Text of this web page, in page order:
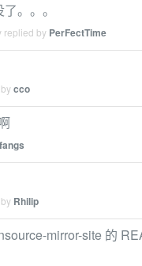
。。。
replied by PerFectTime
cco
Rhilip
mirror-site 的